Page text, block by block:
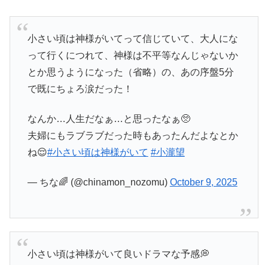
小さい頃は神様がいてって信じていて、大人にな
って行くにつれて、神様は不平等なんじゃないか
とか思うようになった（省略）の、あの序盤5分
で既にちょろ涙だった！
なんか…人生だなぁ…と思ったなぁ🥺
夫婦にもラブラブだった時もあったんだよなとか
ね😌#小さい頃は神様がいて #小瀧望
— ちな🌈 (@chinamon_nozomu) October 9, 2025
小さい頃は神様がいて良いドラマな予感💭